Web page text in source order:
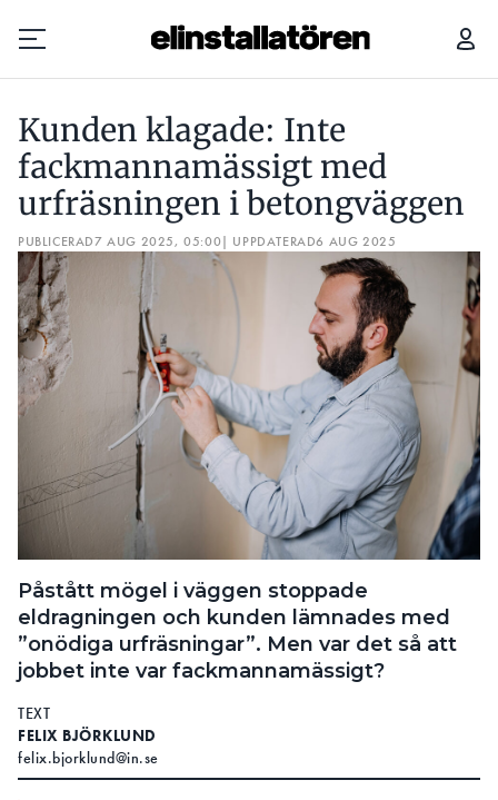
Prenumerera
Hantera prenumeration
Lediga jobb
Annonsera
Läs E-tidningen
Om tidningen
Personuppgifter
Search for:
SEARCH
Kunden klagade: Inte
fackmannamässigt med
urfräsningen i betongväggen
PUBLICERAD7 AUG 2025, 05:00| UPPDATERAD6 AUG 2025
Påstått mögel i väggen stoppade
eldragningen och kunden lämnades med
”onödiga urfräsningar”. Men var det så att
jobbet inte var fackmannamässigt?
TEXT
FELIX BJÖRKLUND
felix.bjorklund@in.se